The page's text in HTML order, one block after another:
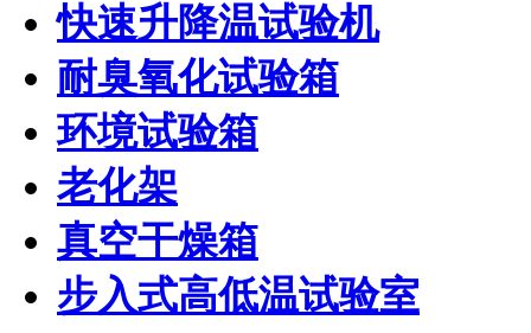
快速升降温试验机
耐臭氧化试验箱
环境试验箱
老化架
真空干燥箱
步入式高低温试验室